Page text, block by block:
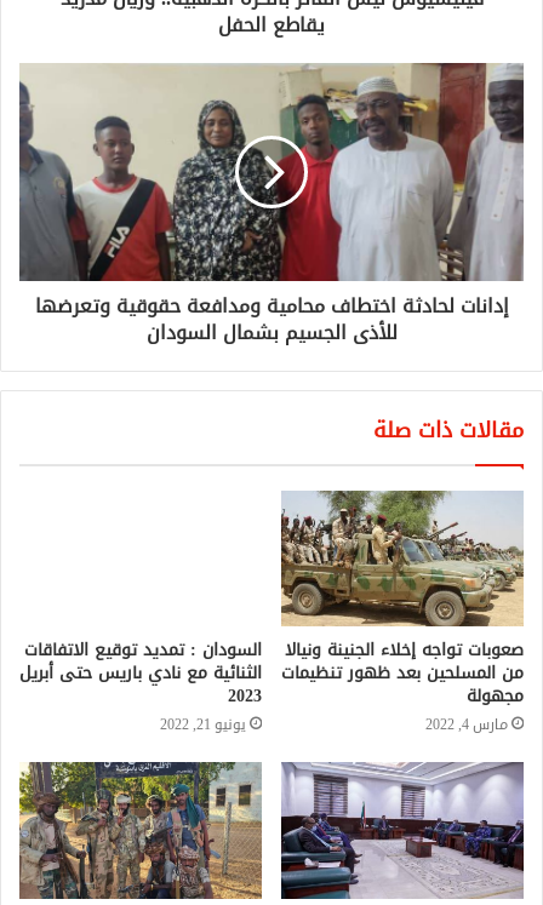
يقاطع الحفل
إدانات لحادثة اختطاف محامية ومدافعة حقوقية وتعرضها
للأذى الجسيم بشمال السودان
مقالات ذات صلة
صعوبات تواجه إخلاء الجنينة ونيالا
من المسلحين بعد ظهور تنظيمات
مجهولة
مارس 4, 2022